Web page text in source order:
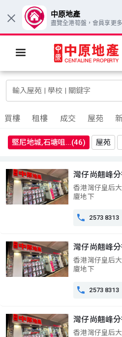
買樓 租樓 成交 屋苑
堅尼地城,石塘咀...(46) 屋苑
灣仔尚翹峰分
香港灣仔皇后
廈地下
 2573 8313
灣仔尚翹峰分
香港灣仔皇后
廈地下
 2573 8313
灣仔尚翹峰分
香港灣仔皇后
× 中原地產
盡覽全港筍盤，會員享更多